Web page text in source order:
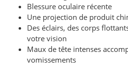
Blessure oculaire récente
Une projection de produit
Des éclairs, des corps
votre vision
Maux de tête intenses
vomissements